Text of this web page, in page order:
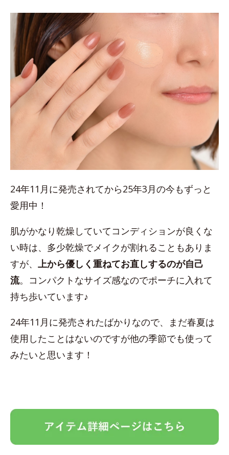
24年11月に発売されてから25年3月の今もずっと
愛用中！
肌がかなり乾燥していてコンディションが良くな
い時は、多少乾燥でメイクが割れることもありま
すが、 上から優しく重ねてお直しするのが自己
流。コンパクトなサイズ感なのでポーチに入れて
持ち歩いています♪
24年11月に発売されたばかりなので、まだ春夏は
使用したことはないのですが他の季節でも使って
みたいと思います！